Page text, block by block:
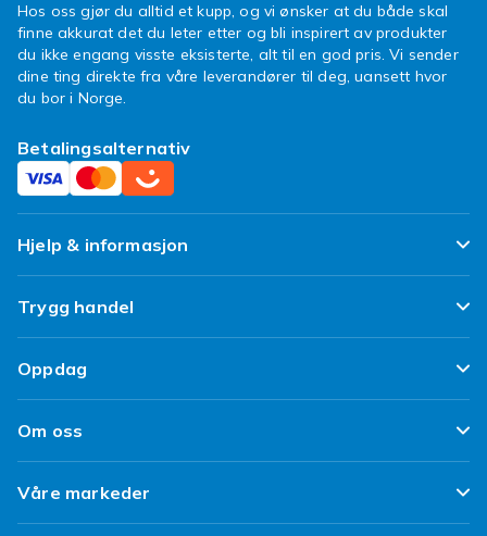
Hos oss gjør du alltid et kupp, og vi ønsker at du både skal
finne akkurat det du leter etter og bli inspirert av produkter
du ikke engang visste eksisterte, alt til en god pris. Vi sender
dine ting direkte fra våre leverandører til deg, uansett hvor
du bor i Norge.
Betalingsalternativ
Hjelp & informasjon
Ofte stilte spørsmål
Spor pakken min
Angre & returner her
Leverering
Trygg handel
Fornøyd kunde-løfte
Kundeanmeldelser
Refurbished/ Brukt
Oppdag
Design dine egne klær
Design ditt eget mobildeksel
Om oss
Om Fyndiq
Klimaarbeid
Våre markeder